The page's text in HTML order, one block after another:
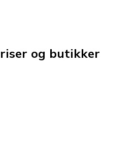
og butikker